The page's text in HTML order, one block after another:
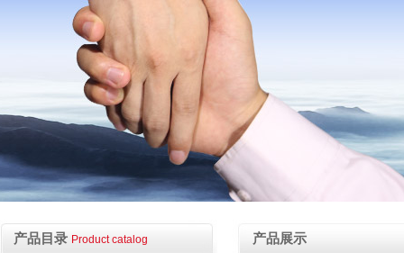
产品目录 Product catalog 产品展示